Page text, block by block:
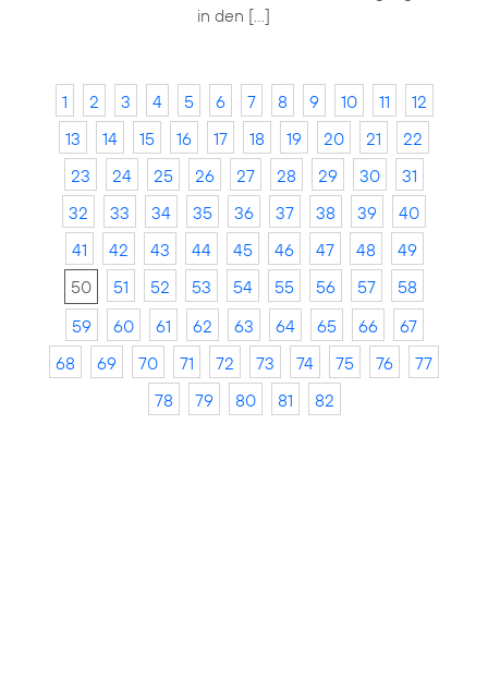
in den […]
1 2 3 4 5 6 7 8 9 10 11
12
13
14 15 16 17 18 19 20 21
22
23
24 25 26 27 28 29 30
31
32
33 34 35 36 37 38 39
40
41
42 43 44 45 46 47 48
49
50
51 52 53 54 55 56 57
58
59
60 61 62 63 64 65 66
67
68
69 70 71 72 73 74 75 76
77
78
79 80 81 82